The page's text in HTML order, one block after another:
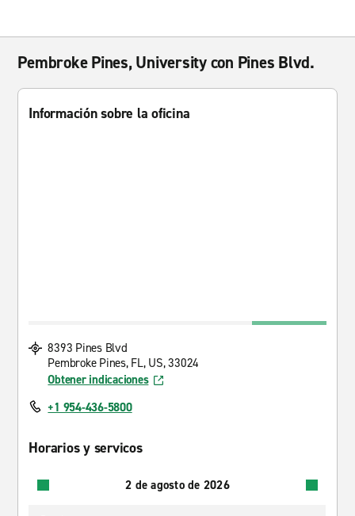
Pembroke Pines, University con Pines Blvd.
Información sobre la oficina
8393 Pines Blvd
Pembroke Pines, FL, US, 33024
Obtener indicaciones
+1 954-436-5800
Horarios y servicos
2 de agosto de 2026